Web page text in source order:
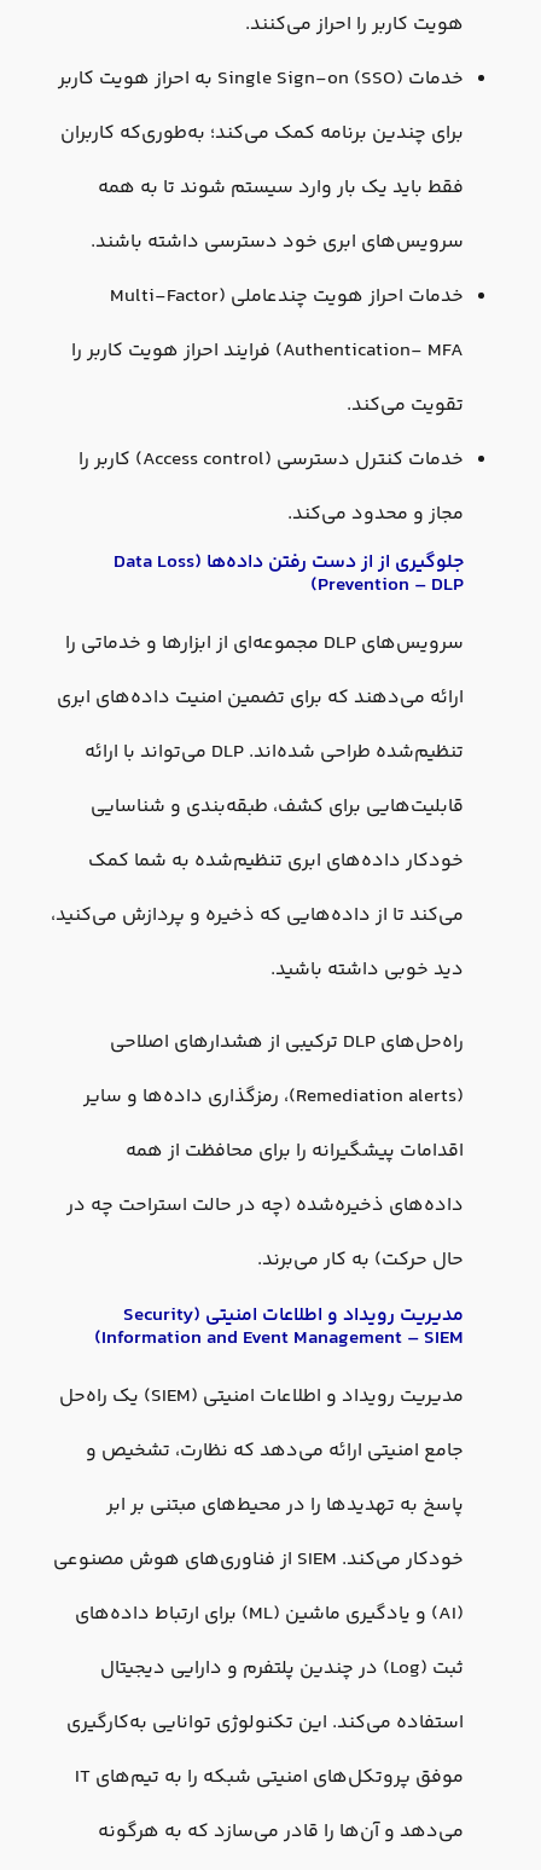
هویت کاربر را احراز می‌کنند.
خدمات Single Sign-on (SSO) به احراز هویت کاربر
برای چندین برنامه کمک می‌کند؛ به‌طوری‌که کاربران
فقط باید یک بار وارد سیستم شوند تا به همه
سرویس‌های ابری خود دسترسی داشته باشند.
خدمات احراز هویت چندعاملی (Multi-Factor
Authentication- MFA) فرایند احراز هویت کاربر را
تقویت می‌کند.
خدمات کنترل دسترسی (Access control) کاربر را
مجاز و محدود می‌کند.
جلوگیری از از دست رفتن داده‌ها (Data Loss
Prevention – DLP)
سرویس‌های DLP مجموعه‌ای از ابزارها و خدماتی را
ارائه می‌دهند که برای تضمین امنیت داده‌های ابری
تنظیم‌شده طراحی شده‌اند. DLP می‌تواند با ارائه
قابلیت‌هایی برای کشف، طبقه‌بندی و شناسایی
خودکار داده‌های ابری تنظیم‌شده به شما کمک
می‌کند تا از داده‌هایی که ذخیره و پردازش می‌کنید،
دید خوبی داشته باشید.
راه‌حل‌های DLP ترکیبی از هشدارهای اصلاحی
(Remediation alerts)، رمزگذاری داده‌ها و سایر
اقدامات پیشگیرانه را برای محافظت از همه
داده‌های ذخیره‌شده (چه در حالت استراحت چه در
حال حرکت) به کار می‌برند.
مدیریت رویداد و اطلاعات امنیتی (Security
Information and Event Management– SIEM)
مدیریت رویداد و اطلاعات امنیتی (SIEM) یک راه‌حل
جامع امنیتی ارائه می‌دهد که نظارت، تشخیص و
پاسخ به تهدیدها را در محیط‌های مبتنی بر ابر
خودکار می‌کند. SIEM از فناوری‌های هوش مصنوعی
(AI) و یادگیری ماشین (ML) برای ارتباط داده‌های
ثبت (Log) در چندین پلتفرم و دارایی دیجیتال
استفاده می‌کند. این تکنولوژی توانایی به‌کارگیری
موفق پروتکل‌های امنیتی شبکه را به تیم‌های IT
می‌دهد و آن‌ها را قادر می‌سازد که به هرگونه